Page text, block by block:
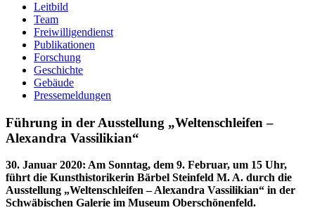
Leitbild
Team
Freiwilligendienst
Publikationen
Forschung
Geschichte
Gebäude
Pressemeldungen
Führung in der Ausstellung „Weltenschleifen –
Alexandra Vassilikian“
30. Januar 2020: Am Sonntag, dem 9. Februar, um 15 Uhr,
führt die Kunsthistorikerin Bärbel Steinfeld M. A. durch die
Ausstellung „Weltenschleifen – Alexandra Vassilikian“ in der
Schwäbischen Galerie im Museum Oberschönenfeld.